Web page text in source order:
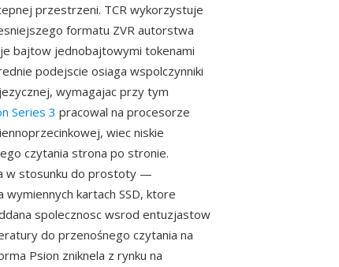
przestrzeni. TCR wykorzystuje
formatu ZVR autorstwa
bajtow jednobajtowymi tokenami
podejscie osiaga wspolczynniki
wymagajac przy tym
Series 3 pracowal na procesorze
wiec niskie
czytania strona po stronie.
w stosunku do prostoty —
kartach SSD, ktore
spolecznosc wsrod entuzjastow
do przenośnego czytania na
Psion zniknela z rynku na